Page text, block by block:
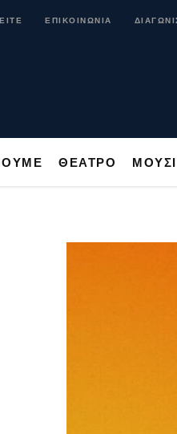
ΕΠΙΚΟΙΝΩΝΙΑ
ΘΕΑΤΡΟ
ΘΕΑΤΡΟ